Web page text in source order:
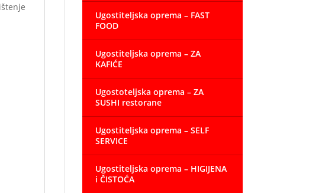
Ugostiteljska oprema – FAST
FOOD
Ugostiteljska oprema – ZA
KAFIĆE
Ugostoteljska oprema – ZA
SUSHI restorane
Ugostiteljska oprema – SELF
SERVICE
Ugostiteljska oprema – HIGIJENA
i ČISTOĆA